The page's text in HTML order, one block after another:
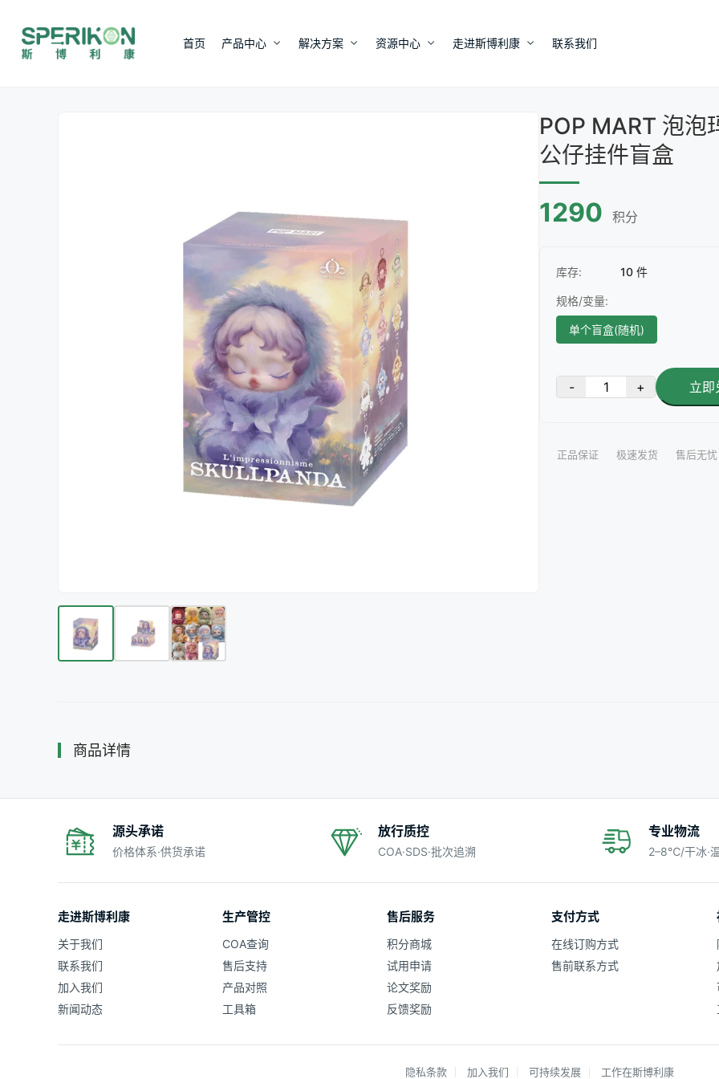
首页 产品中心 解决方案 资源中心 走进斯博利康 联系我们
POP MART 泡泡
公仔挂件盲盒
1290 积分
库存: 10 件
规格/变量:
单个盲盒(随机)
- + 立即
正品保证 极速发货 售后无忧
商品详情
源头承诺
价格体系·供货承诺
放行质控
COA·SDS·批次追溯
专业物流
2–8℃/干冰·
走进斯博利康
关于我们
联系我们
加入我们
新闻动态
生产管控
COA查询
售后支持
产品对照
工具箱
售后服务
积分商城
试用申请
论文奖励
反馈奖励
支付方式
在线订购方式
售前联系方式
隐私条款 加入我们 可持续发展 工作在斯博利康